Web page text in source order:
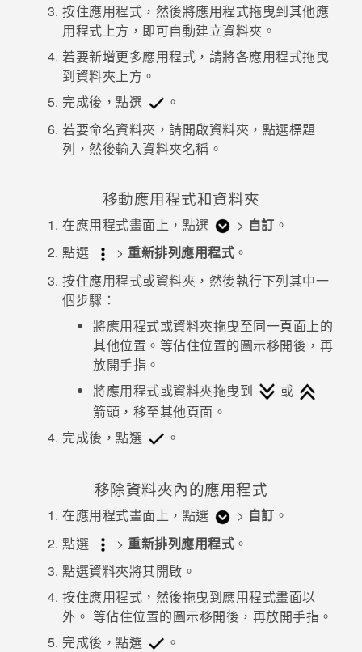
按住應用程式，然後將應用程式拖曳到其他應
用程式上方，即可自動建立資料夾。
若要新增更多應用程式，請將各應用程式拖曳
到資料夾上方。
完成後，點選
。
若要命名資料夾，請開啟資料夾，點選標題
列，然後輸入資料夾名稱。
移動應用程式和資料夾
在應用程式畫面上，點選 > 自訂 。
點選
> 重新排列應用程式 。
按住應用程式或資料夾，然後執行下列其中一
個步驟：
將應用程式或資料夾拖曳至同一頁面上的
其他位置。等佔住位置的圖示移開後，再
放開手指。
將應用程式或資料夾拖曳到
或
箭頭，移至其他頁面。
完成後，點選
。
移除資料夾內的應用程式
在應用程式畫面上，點選 > 自訂 。
點選
> 重新排列應用程式 。
點選資料夾將其開啟。
按住應用程式，然後拖曳到應用程式畫面以
外。 等佔住位置的圖示移開後，再放開手指。
完成後，點選
。